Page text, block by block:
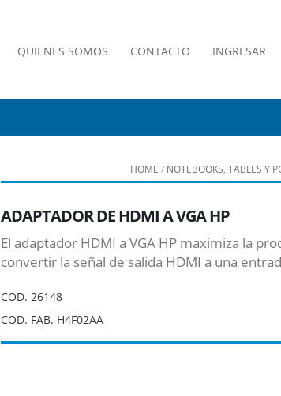
QUIENES SOMOS CONTACTO INGRESAR
HOME / NOTEBOOKS, TABLES Y
ADAPTADOR DE HDMI A VGA HP
El adaptador HDMI a VGA HP maximiza la
convertir la señal de salida HDMI a una
COD. 26148
COD. FAB. H4F02AA